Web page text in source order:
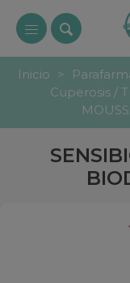
Inicio >
Cuperosis /